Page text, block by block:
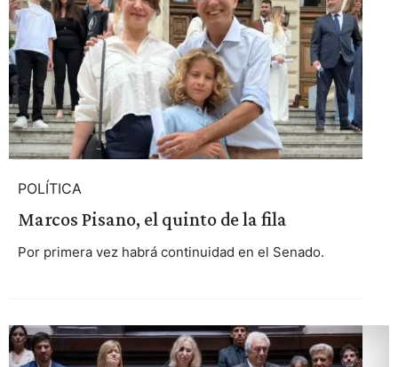
POLÍTICA
Marcos Pisano, el quinto de la fila
Por primera vez habrá continuidad en el Senado.